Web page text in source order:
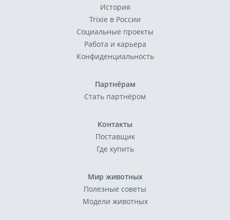
История
Trixie в России
Социальные проекты
Работа и карьера
Конфиденциальность
Партнёрам
Стать партнёром
Контакты
Поставщик
Где купить
Мир животных
Полезные советы
Модели животных